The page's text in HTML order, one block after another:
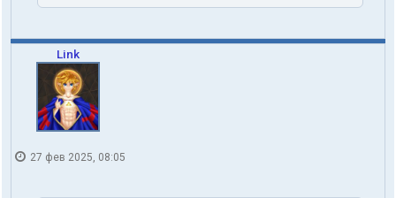
Link
27 фев 2025, 08:05